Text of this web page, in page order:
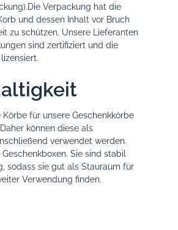
Verpackung hat die
und dessen Inhalt vor Bruch
zu schützen. Unsere Lieferanten
sind zertifiziert und die
für unsere Geschenkkörbe
können diese als
verwendet werden.
Geschenkboxen. Sie sind stabil
sodass sie gut als Stauraum für
Verwendung finden.